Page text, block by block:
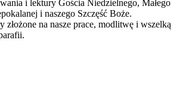
i lektury Gościa Niedzielnego, Małego
i naszego Szczęść Boże.
złożone na nasze prace, modlitwę i wszelką